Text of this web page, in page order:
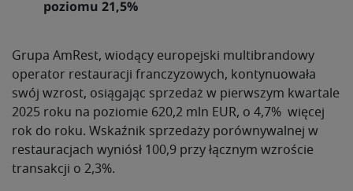
poziomu 21,5%
Grupa AmRest, wiodący europejski multibrandowy
operator restauracji franczyzowych, kontynuowała
swój wzrost, osiągając sprzedaż w pierwszym kwartale
2025 roku na poziomie 620,2 mln EUR, o 4,7% więcej
rok do roku. Wskaźnik sprzedaży porównywalnej w
restauracjach wyniósł 100,9 przy łącznym wzroście
transakcji o 2,3%.